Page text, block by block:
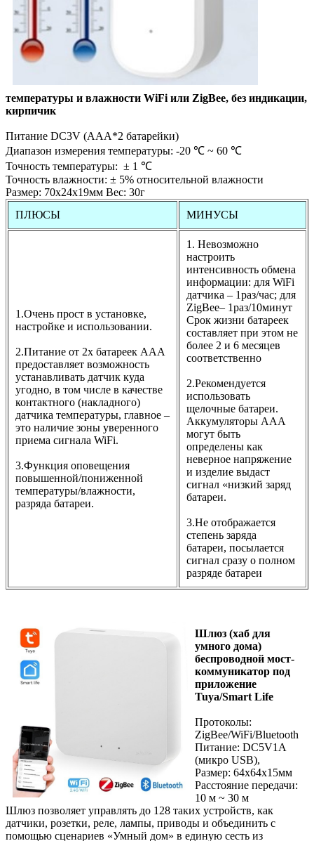
температуры и влажности WiFi или ZigBee, без индикации,
кирпичик
Питание DC3V (AAА*2 батарейки)
Диапазон измерения температуры: -20 ℃ ~ 60 ℃
Точность температуры: ± 1 ℃
Точность влажности: ± 5% относительной влажности
Размер: 70х24x19мм Вес: 30г
ПЛЮСЫ
МИНУСЫ
1.Очень прост в установке,
настройке и использовании.
2.Питание от 2х батареек ААА
предоставляет возможность
устанавливать датчик куда
угодно, в том числе в качестве
контактного (накладного)
датчика температуры, главное –
это наличие зоны уверенного
приема сигнала WiFi.
3.Функция оповещения
повышенной/пониженной
температуры/влажности,
разряда батареи.
1. Невозможно
настроить
интенсивность обмена
информации: для WiFi
датчика – 1раз/час; для
ZigBee– 1раз/10минут
Срок жизни батареек
составляет при этом не
более 2 и 6 месяцев
соответственно
2.Рекомендуется
использовать
щелочные батареи.
Аккумуляторы ААА
могут быть
определены как
неверное напряжение
и изделие выдаст
сигнал «низкий заряд
батареи.
3.Не отображается
степень заряда
батареи, посылается
сигнал сразу о полном
разряде батареи
Шлюз (хаб для
умного дома)
беспроводной мост-
коммуникатор под
приложение
Tuya/Smart Life
Протоколы:
ZigBee/WiFi/Bluetooth
Питание: DC5V1A
(микро USB),
Размер: 64х64х15мм
Расстояние передачи:
10 м ~ 30 м
Шлюз позволяет управлять до 128 таких устройств, как
датчики, розетки, реле, лампы, приводы и объединить с
помощью сценариев «Умный дом» в единую сесть из